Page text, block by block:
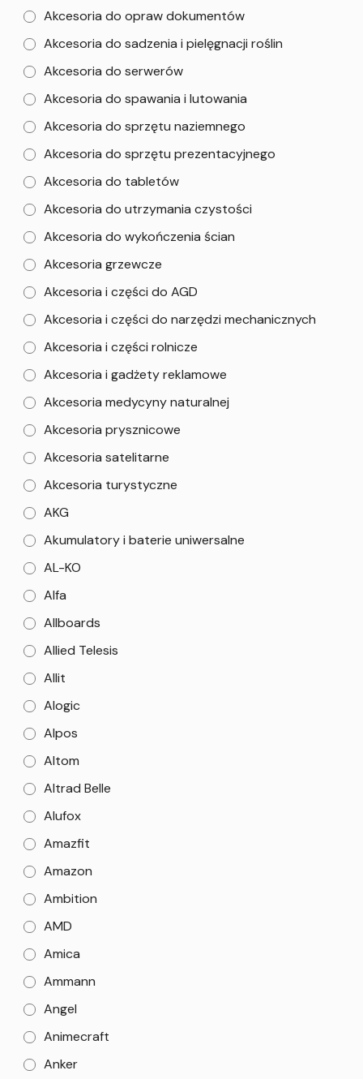
Akcesoria do opraw dokumentów
Akcesoria do sadzenia i pielęgnacji roślin
Akcesoria do serwerów
Akcesoria do spawania i lutowania
Akcesoria do sprzętu naziemnego
Akcesoria do sprzętu prezentacyjnego
Akcesoria do tabletów
Akcesoria do utrzymania czystości
Akcesoria do wykończenia ścian
Akcesoria grzewcze
Akcesoria i części do AGD
Akcesoria i części do narzędzi mechanicznych
Akcesoria i części rolnicze
Akcesoria i gadżety reklamowe
Akcesoria medycyny naturalnej
Akcesoria prysznicowe
Akcesoria satelitarne
Akcesoria turystyczne
AKG
Akumulatory i baterie uniwersalne
AL-KO
Alfa
Allboards
Allied Telesis
Allit
Alogic
Alpos
Altom
Altrad Belle
Alufox
Amazfit
Amazon
Ambition
AMD
Amica
Ammann
Angel
Animecraft
Anker